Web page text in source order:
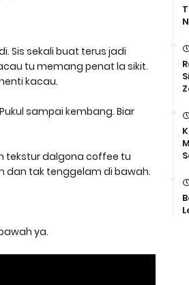
Sis sekali buat terus jadi
tu memang penat la sikit.
kacau.
sampai kembang. Biar
tekstur dalgona coffee tu
dan tak tenggelam di bawah.
ya.